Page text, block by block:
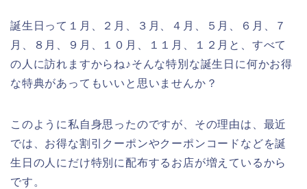
誕生日って１月、２月、３月、４月、５月、６月、７
月、８月、９月、１０月、１１月、１２月と、すべて
の人に訪れますからね♪そんな特別な誕生日に何かお得
な特典があってもいいと思いませんか？
このように私自身思ったのですが、その理由は、最近
では、お得な割引クーポンやクーポンコードなどを誕
生日の人にだけ特別に配布するお店が増えているから
です。